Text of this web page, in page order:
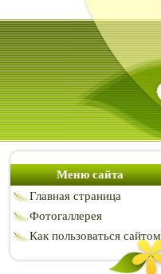
Меню сайта
Главная страница
Фотогаллерея
Как пользоваться сайтом